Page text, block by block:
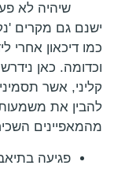
שיהיה לא
ישנם גם מקרים
כמו דיכאון אחרי
וכדומה. כאן
קליני, אשר
להבין את משמעות
מהמאפיינים
פגיעה